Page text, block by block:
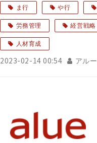
ま行 や行
労務管理 経営戦略
人材育成
2023-02-14 00:54 アル